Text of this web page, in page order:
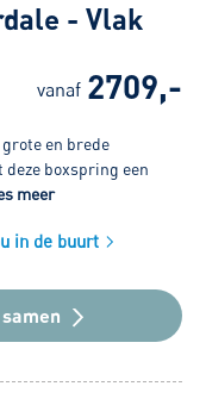
- Vlak
vanaf 2709,-
en brede
boxspring een
meer
in de buurt